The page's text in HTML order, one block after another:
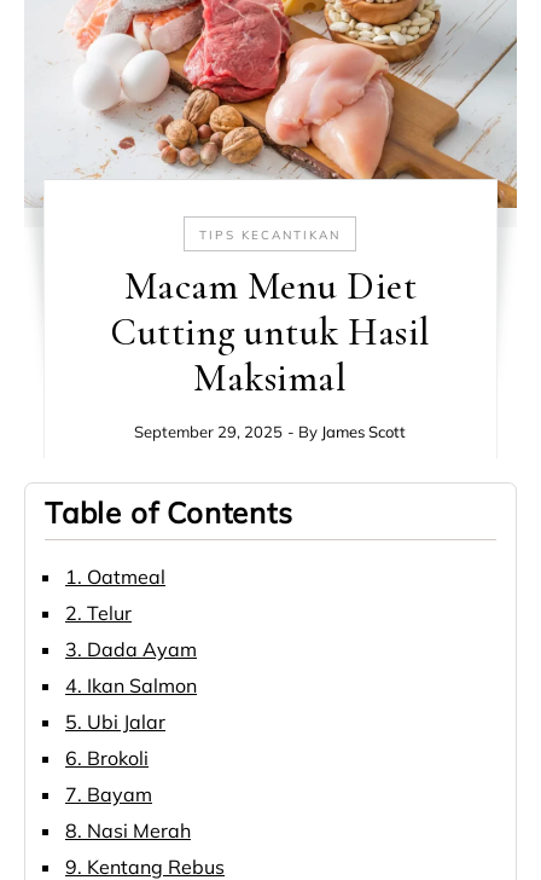
TIPS KECANTIKAN
Macam Menu Diet
Cutting untuk Hasil
Maksimal
September 29, 2025 - By James Scott
Table of Contents
1. Oatmeal
2. Telur
3. Dada Ayam
4. Ikan Salmon
5. Ubi Jalar
6. Brokoli
7. Bayam
8. Nasi Merah
9. Kentang Rebus